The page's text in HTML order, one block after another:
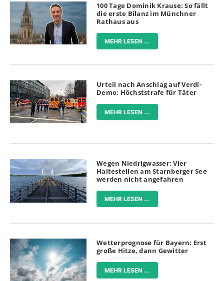
100 Tage Dominik Krause: So fällt
die erste Bilanz im Münchner
Rathaus aus
MEHR LESEN ...
Urteil nach Anschlag auf Verdi-
Demo: Höchststrafe für Täter
MEHR LESEN ...
Wegen Niedrigwasser: Vier
Haltestellen am Starnberger See
werden nicht angefahren
MEHR LESEN ...
Wetterprognose für Bayern: Erst
große Hitze, dann Gewitter
MEHR LESEN ...